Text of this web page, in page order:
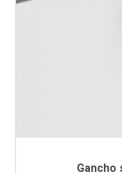
Gancho